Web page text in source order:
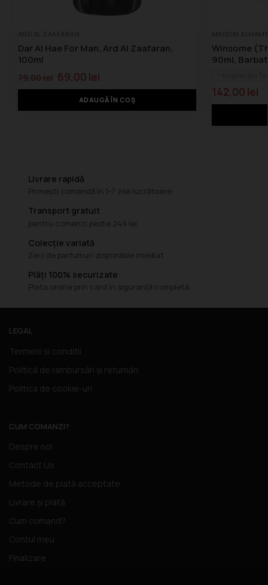
Dar Al Hae For Man, Ard Al Zaafaran,
100ml
79,00 lei 69,00 lei
ADAUGĂ ÎN COȘ
Winsome
90ml,
142,00 lei
Livrare rapidă
Primești comandă în 1-7 zile lucrătoare
Transport gratuit
pentru comenzi peste 249 lei
Colecție variată
Zeci de parfumuri disponibile imediat
Plăți 100% securizate
Plata online prin card în siguranță completă
LEGAL
Termeni si conditii
Politică de rambursări și returnări
Politica de cookie-uri
CUM COMANZI?
Despre noi
Contact Us
Metode de plată acceptate
Livrare și plată
Cum comand?
Contul meu
Finalizare